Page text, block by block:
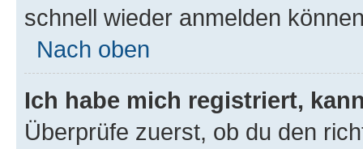
schnell wieder anmelden
Nach oben
Ich habe mich registriert,
Überprüfe zuerst, ob du den